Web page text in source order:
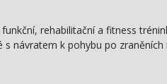
rehabilitační a fitness
návratem k pohybu po